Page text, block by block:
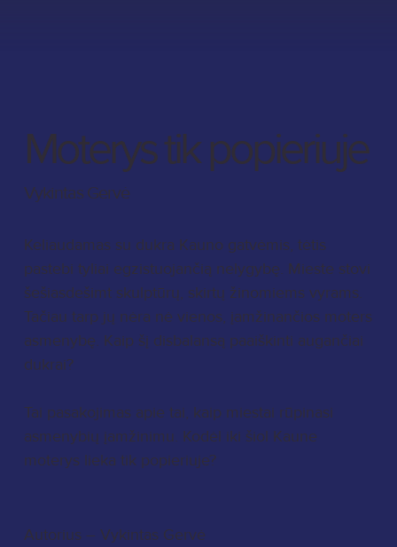
Moterys tik popieriuje
Vykintas Gervė
Keliaudamas su dukra Kauno gatvėmis, tėtis
pastebi tyliai egzistuojančią nelygybę. Mieste stovi
šešiasdešimt skulptūrų, skirtų žinomiems vyrams.
Tačiau tarp jų nėra nė vienos, įamžinančios moters
asmenybę. Kaip šį disbalansą paaiškinti augančiai
dukrai?
Tai pasakojimas apie tai, kaip miestai rūpinasi
asmenybių įamžinimu. Kodėl iki šiol Kaune
moterys lieka tik popieriuje?
Autorius – Vykintas Gervė